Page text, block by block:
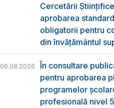
Cercetării
aprobarea
obligatorii pentru
din învățământul
06.08.2026
În consultare
pentru aprobarea
programelor
profesională nivel